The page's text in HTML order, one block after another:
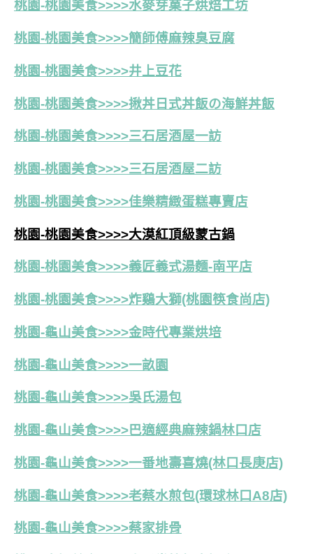
桃園-桃園美食>>>>水麥芽菓子烘焙工坊
桃園-桃園美食>>>>簡師傅麻辣臭豆腐
桃園-桃園美食>>>>井上豆花
桃園-桃園美食>>>>揪丼日式丼飯の海鮮丼飯
桃園-桃園美食>>>>三石居酒屋一訪
桃園-桃園美食>>>>三石居酒屋二訪
桃園-桃園美食>>>>佳樂精緻蛋糕專賣店
桃園-桃園美食>>>>大漠紅頂級蒙古鍋
桃園-桃園美食>>>>義匠義式湯麵-南平店
桃園-桃園美食>>>>炸鷄大獅(桃園筷食尚店)
桃園-龜山美食>>>>金時代專業烘培
桃園-龜山美食>>>>一畝園
桃園-龜山美食>>>>吳氏湯包
桃園-龜山美食>>>>巴適經典麻辣鍋林口店
桃園-龜山美食>>>>一番地壽喜燒(林口長庚店)
桃園-龜山美食>>>>老蔡水煎包(環球林口A8店)
桃園-龜山美食>>>>蔡家排骨